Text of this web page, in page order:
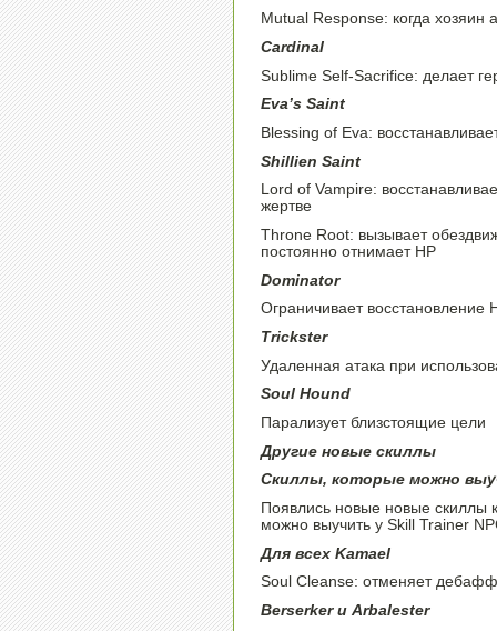
Mutual Response: когда хозяин
Cardinal
Sublime Self-Sacrifice: делает
Eva’s Saint
Blessing of Eva:
Shillien Saint
Lord of Vampire:
жертве
Throne Root: вызывает
постоянно отнимает HP
Dominator
Ограничивает восстановление
Trickster
Удаленная атака при
Soul Hound
Парализует близстоящие цели
Другие новые скиллы
Скиллы, которые можно
Появлись новые новые скиллы
можно выучить у Skill Trainer
Для всех Kamael
Soul Cleanse: отменяет
Berserker и Arbalester